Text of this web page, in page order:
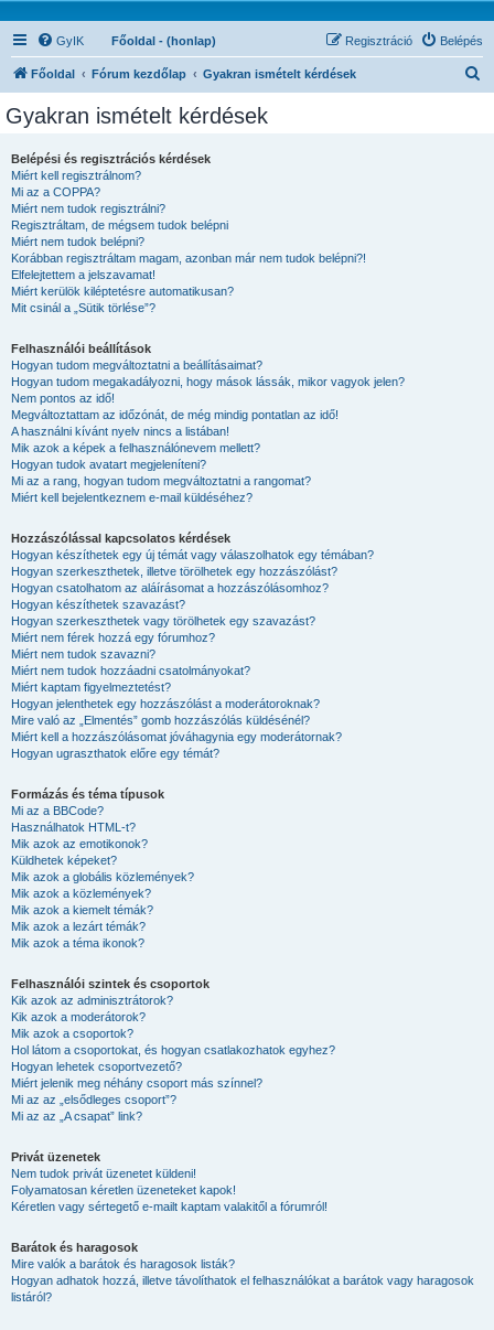
GyIK Főoldal - (honlap) Belépés
Regisztráció
Főoldal Fórum kezdőlap Gyakran ismételt kérdések
Gyakran ismételt kérdések
Belépési és regisztrációs kérdések
Miért kell regisztrálnom?
Mi az a COPPA?
Miért nem tudok regisztrálni?
Regisztráltam, de mégsem tudok belépni
Miért nem tudok belépni?
Korábban regisztráltam magam, azonban már nem tudok belépni?!
Elfelejtettem a jelszavamat!
Miért kerülök kiléptetésre automatikusan?
Mit csinál a „Sütik törlése”?
Felhasználói beállítások
Hogyan tudom megváltoztatni a beállításaimat?
Hogyan tudom megakadályozni, hogy mások lássák, mikor vagyok jelen?
Nem pontos az idő!
Megváltoztattam az időzónát, de még mindig pontatlan az idő!
A használni kívánt nyelv nincs a listában!
Mik azok a képek a felhasználónevem mellett?
Hogyan tudok avatart megjeleníteni?
Mi az a rang, hogyan tudom megváltoztatni a rangomat?
Miért kell bejelentkeznem e-mail küldéséhez?
Hozzászólással kapcsolatos kérdések
Hogyan készíthetek egy új témát vagy válaszolhatok egy témában?
Hogyan szerkeszthetek, illetve törölhetek egy hozzászólást?
Hogyan csatolhatom az aláírásomat a hozzászólásomhoz?
Hogyan készíthetek szavazást?
Hogyan szerkeszthetek vagy törölhetek egy szavazást?
Miért nem férek hozzá egy fórumhoz?
Miért nem tudok szavazni?
Miért nem tudok hozzáadni csatolmányokat?
Miért kaptam figyelmeztetést?
Hogyan jelenthetek egy hozzászólást a moderátoroknak?
Mire való az „Elmentés” gomb hozzászólás küldésénél?
Miért kell a hozzászólásomat jóváhagynia egy moderátornak?
Hogyan ugraszthatok előre egy témát?
Formázás és téma típusok
Mi az a BBCode?
Használhatok HTML-t?
Mik azok az emotikonok?
Küldhetek képeket?
Mik azok a globális közlemények?
Mik azok a közlemények?
Mik azok a kiemelt témák?
Mik azok a lezárt témák?
Mik azok a téma ikonok?
Felhasználói szintek és csoportok
Kik azok az adminisztrátorok?
Kik azok a moderátorok?
Mik azok a csoportok?
Hol látom a csoportokat, és hogyan csatlakozhatok egyhez?
Hogyan lehetek csoportvezető?
Miért jelenik meg néhány csoport más színnel?
Mi az az „elsődleges csoport”?
Mi az az „A csapat” link?
Privát üzenetek
Nem tudok privát üzenetet küldeni!
Folyamatosan kéretlen üzeneteket kapok!
Kéretlen vagy sértegető e-mailt kaptam valakitől a fórumról!
Barátok és haragosok
Mire valók a barátok és haragosok listák?
Hogyan adhatok hozzá, illetve távolíthatok el felhasználókat a barátok vagy haragosok
listáról?